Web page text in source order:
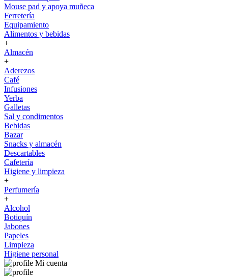
Mouse pad y apoya muñeca
Ferretería
Equipamiento
Alimentos y bebidas
+
Almacén
+
Aderezos
Café
Infusiones
Yerba
Galletas
Sal y condimentos
Bebidas
Bazar
Snacks y almacén
Descartables
Cafetería
Higiene y limpieza
+
Perfumería
+
Alcohol
Botiquín
Jabones
Papeles
Limpieza
Higiene personal
Mi cuenta